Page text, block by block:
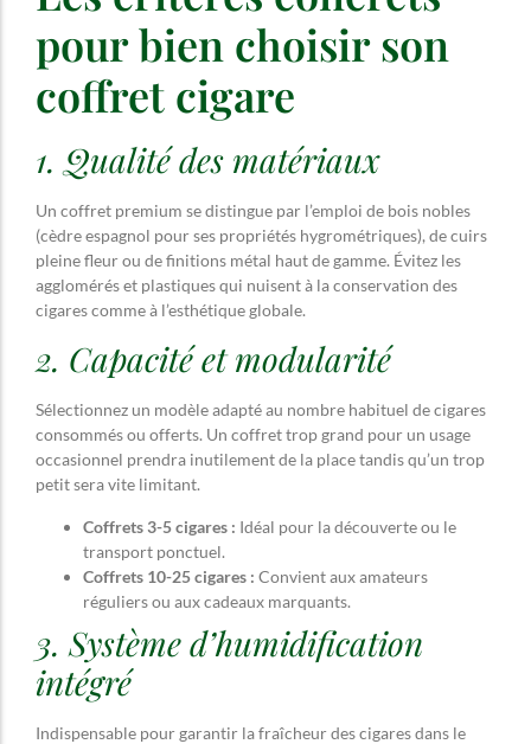
pour bien choisir son
coffret cigare
1. Qualité des matériaux
Un coffret premium se distingue par l’emploi de bois nobles
(cèdre espagnol pour ses propriétés hygrométriques), de cuirs
pleine fleur ou de finitions métal haut de gamme. Évitez les
agglomérés et plastiques qui nuisent à la conservation des
cigares comme à l’esthétique globale.
2. Capacité et modularité
Sélectionnez un modèle adapté au nombre habituel de cigares
consommés ou offerts. Un coffret trop grand pour un usage
occasionnel prendra inutilement de la place tandis qu’un trop
petit sera vite limitant.
Coffrets 3-5 cigares : Idéal pour la découverte ou le
transport ponctuel.
Coffrets 10-25 cigares : Convient aux amateurs
réguliers ou aux cadeaux marquants.
3. Système d’humidification
intégré
Indispensable pour garantir la fraîcheur des cigares dans le